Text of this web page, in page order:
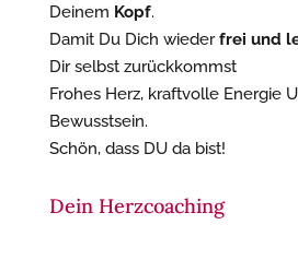
Deinem Kopf.
Damit Du Dich wiederfrei und
Dir selbst zurückkommst
Frohes Herz, kraftvolle Energie
Bewusstsein.
Schön, dass DU da bist!
Dein Herzcoaching